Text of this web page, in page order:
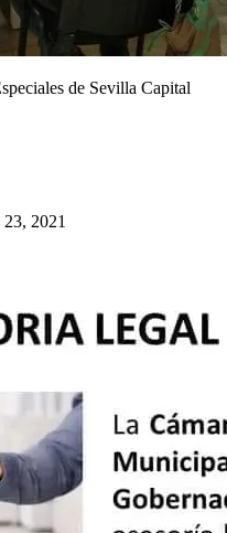
de Sevilla Capital
2021